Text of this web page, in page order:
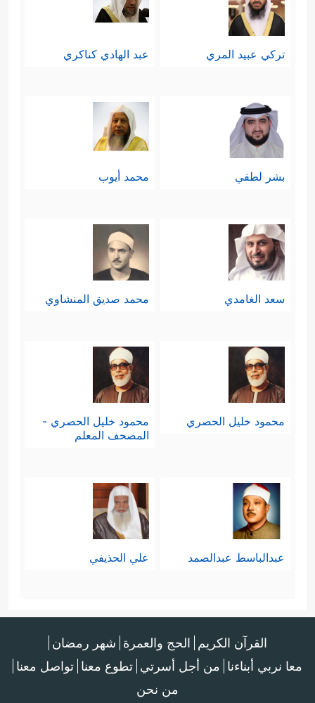
تركي عبيد المري عبد الهادي كناكري
بشر لطفي محمد أيوب
سعد الغامدي محمد صديق المنشاوي
محمود خليل الحصري
محمود خليل الحصري -
المصحف المعلم
عبدالباسط عبدالصمد علي الحذيفي
القرآن الكريم الحج والعمرة شهر رمضان
معا نربي أبناءنا من أجل أسرتي تطوع معنا تواصل معنا
من نحن